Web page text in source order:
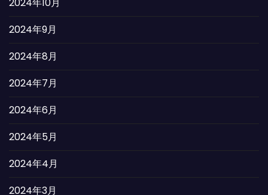
2024年9月
2024年8月
2024年7月
2024年6月
2024年5月
2024年4月
2024年3月